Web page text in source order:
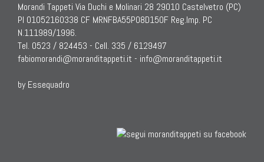
Morandi Tappeti Via Duchi e Molinari 28 29010 Castelvetro (PC)
PI 01052160338 CF MRNFBA55P08D150F Reg.Imp. PC
N.111989/1996.
Tel. 0523 / 824453 - Cell. 335 / 6129497
fabiomorandi@moranditappeti.it - info@moranditappeti.it
by Essequadro